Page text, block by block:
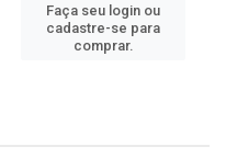
Faça seu login ou
cadastre-se para
comprar.